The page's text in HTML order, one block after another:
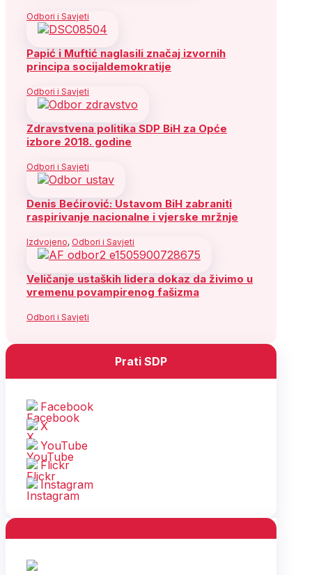
Odbori i Savjeti
Papić i Muftić naglasili značaj izvornih
principa socijaldemokratije
Odbori i Savjeti
Zdravstvena politika SDP BiH za Opće
izbore 2018. godine
Odbori i Savjeti
Denis Bećirović: Ustavom BiH zabraniti
raspirivanje nacionalne i vjerske mržnje
Izdvojeno, Odbori i Savjeti
Veličanje ustaških lidera dokaz da živimo u
vremenu povampirenog fašizma
Odbori i Savjeti
Prati SDP
Facebook
X
YouTube
Flickr
Instagram